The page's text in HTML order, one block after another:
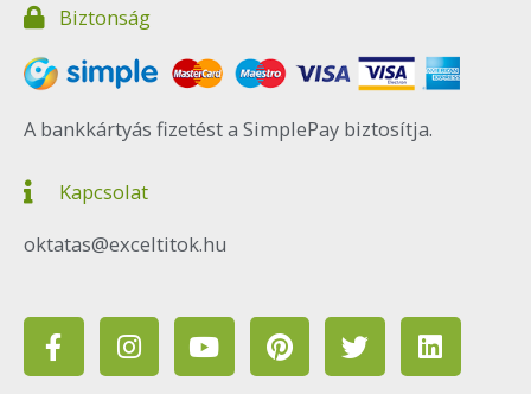
Biztonság
A bankkártyás fizetést a SimplePay biztosítja.
Kapcsolat
oktatas@exceltitok.hu
F
a
c
I
n
s
Y
o
u
P
i
n
T
w
i
L
i
n